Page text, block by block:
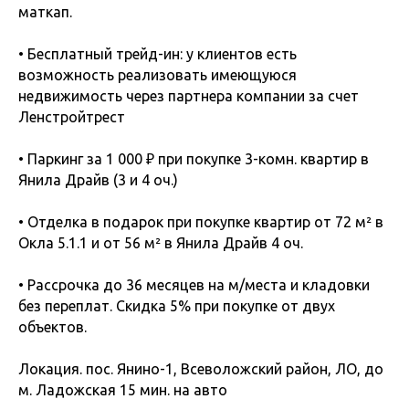
маткап.
• Бесплатный трейд-ин: у клиентов есть
возможность реализовать имеющуюся
недвижимость через партнера компании за счет
Ленстройтрест
• Паркинг за 1 000 ₽ при покупке 3-комн. квартир в
Янила Драйв (3 и 4 оч.)
• Отделка в подарок при покупке квартир от 72 м² в
Окла 5.1.1 и от 56 м² в Янила Драйв 4 оч.
• Рассрочка до 36 месяцев на м/места и кладовки
без переплат. Скидка 5% при покупке от двух
объектов.
Локация. пос. Янино-1, Всеволожский район, ЛО, до
м. Ладожская 15 мин. на авто